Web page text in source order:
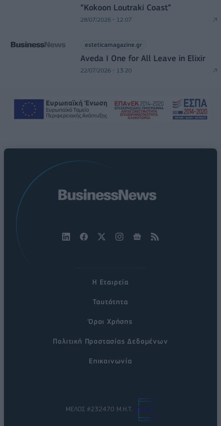
“Kokoon Loutraki Coast”
28/07/2026 - 12:07
esteticamagazine.gr
Aveda I One for All Leave in Elixir
22/07/2026 - 13:20
Η Εταιρεία
Ταυτότητα
Όροι Χρήσης
Πολιτική Προστασίας Δεδομένων
Επικοινωνία
ΜΕΛΟΣ #232470 Μ.Η.Τ.